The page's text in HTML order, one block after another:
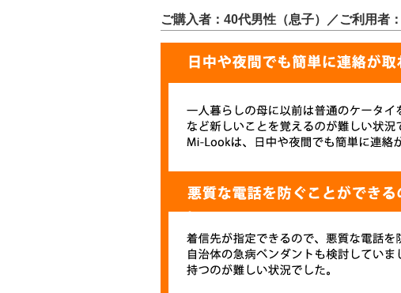
ご購入者：40代男性（息子）／ご利用者